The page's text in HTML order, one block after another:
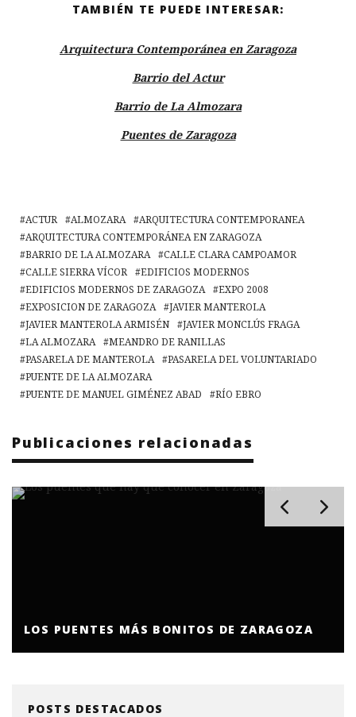
TAMBIÉN TE PUEDE INTERESAR:
Arquitectura Contemporánea en Zaragoza
Barrio del Actur
Barrio de La Almozara
Puentes de Zaragoza
ACTUR ALMOZARA
ARQUITECTURA CONTEMPORANEA
ARQUITECTURA CONTEMPORÁNEA EN ZARAGOZA
BARRIO DE LA ALMOZARA
CALLE CLARA CAMPOAMOR
CALLE SIERRA VÍCOR
EDIFICIOS MODERNOS
EDIFICIOS MODERNOS DE ZARAGOZA
EXPO 2008
EXPOSICION DE ZARAGOZA
JAVIER MANTEROLA
JAVIER MANTEROLA ARMISÉN
JAVIER MONCLÚS FRAGA
LA ALMOZARA
MEANDRO DE RANILLAS
PASARELA DE MANTEROLA
PASARELA DEL VOLUNTARIADO
PUENTE DE LA ALMOZARA
PUENTE DE MANUEL GIMÉNEZ ABAD
RÍO EBRO
Publicaciones relacionadas
LOS PUENTES MÁS BONITOS DE ZARAGOZA
POSTS DESTACADOS